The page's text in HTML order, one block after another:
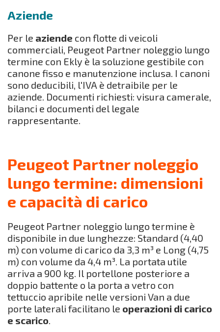
Aziende
Per le aziende con flotte di veicoli
commerciali, Peugeot Partner noleggio lungo
termine con Ekly è la soluzione gestibile con
canone fisso e manutenzione inclusa. I canoni
sono deducibili, l'IVA è detraibile per le
aziende. Documenti richiesti: visura camerale,
bilanci e documenti del legale
rappresentante.
Peugeot Partner noleggio
lungo termine: dimensioni
e capacità di carico
Peugeot Partner noleggio lungo termine è
disponibile in due lunghezze: Standard (4,40
m) con volume di carico da 3,3 m³ e Long (4,75
m) con volume da 4,4 m³. La portata utile
arriva a 900 kg. Il portellone posteriore a
doppio battente o la porta a vetro con
tettuccio apribile nelle versioni Van a due
porte laterali facilitano le operazioni di carico
e scarico.